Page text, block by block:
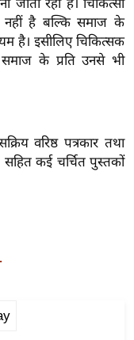
जाता रहा है। चिकित्सा
है बल्कि समाज के
है। इसीलिए चिकित्सक
के प्रति उनसे भी
वरिष्ठ पत्रकार तथा
सहित कई चर्चित पुस्तकों